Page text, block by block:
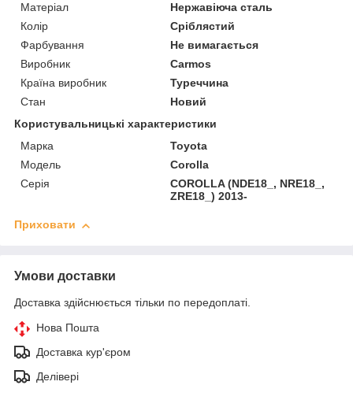
Матеріал
Нержавіюча сталь
Колір
Сріблястий
Фарбування
Не вимагається
Виробник
Carmos
Країна виробник
Туреччина
Стан
Новий
Користувальницькі характеристики
Марка
Toyota
Модель
Corolla
Серія
COROLLA (NDE18_, NRE18_,
ZRE18_) 2013-
Приховати
Умови доставки
Доставка здійснюється тільки по передоплаті.
Нова Пошта
Доставка кур'єром
Делівері